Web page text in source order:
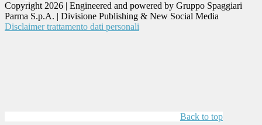
Copyright 2026 | Engineered and powered by Gruppo Spaggiari
Parma S.p.A. | Divisione Publishing & New Social Media
Disclaimer trattamento dati personali
Back to top